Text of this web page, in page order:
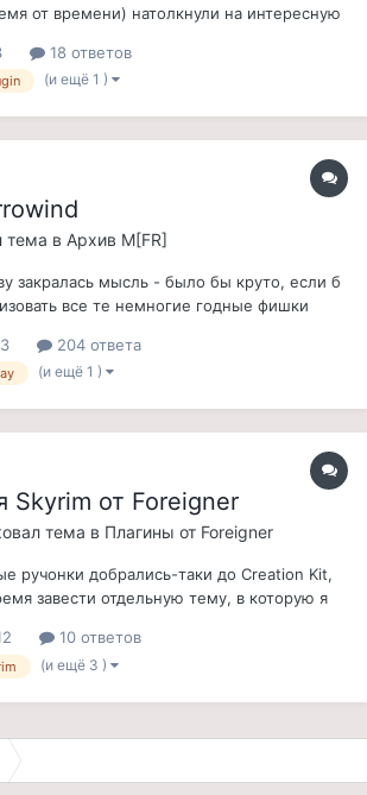
от времени) натолкнули на интересную
прокачать, скажем, воинские навыки
и магические? Вот подумал, подумал, да
18 ответов
(и ещё 1 )
тема в Архив M[FR]
закралась мысль - было бы круто, если б
все те немногие годные фишки
полноценные перки нельзя на этом
пассивные ачивки и активные, в виде
204 ответа
(и ещё 1 )
Skyrim от Foreigner
тема в Плагины от Foreigner
ручонки добрались-таки до Creation Kit,
завести отдельную тему, в которую я
моды будут предназначены для
версии игры. 1. Bound Weaponry
10 ответов
(и ещё 3 )